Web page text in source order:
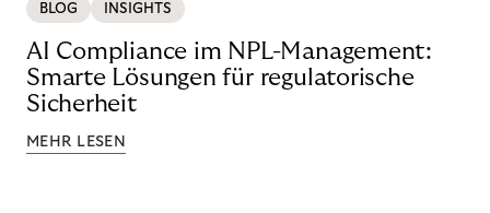
BLOG INSIGHTS
AI Compliance im NPL-Management:
Smarte Lösungen für regulatorische
Sicherheit
MEHR LESEN